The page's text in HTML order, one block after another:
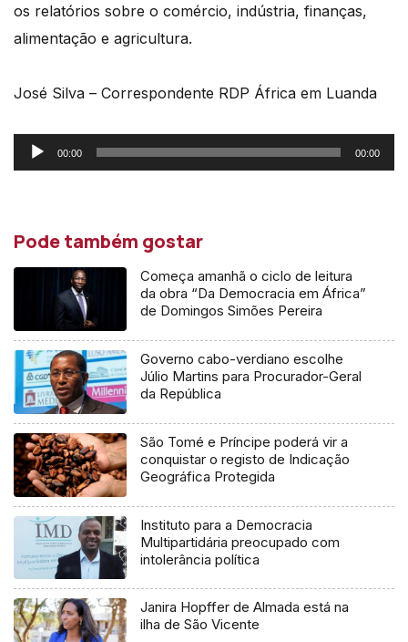
os relatórios sobre o comércio, indústria, finanças,
alimentação e agricultura.
José Silva – Correspondente RDP África em Luanda
Reprodutor
de
00:00 00:00
Pode também gostar
Começa amanhã o ciclo de leitura
da obra “Da Democracia em África”
de Domingos Simões Pereira
Governo cabo-verdiano escolhe
Júlio Martins para Procurador-Geral
da República
São Tomé e Príncipe poderá vir a
conquistar o registo de Indicação
Geográfica Protegida
Instituto para a Democracia
Multipartidária preocupado com
intolerância política
Janira Hopffer de Almada está na
ilha de São Vicente